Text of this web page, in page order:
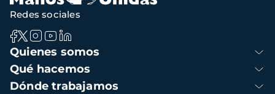
Navegación
principal
Quienes somos
Qué hacemos
Dónde trabajamos
Redes sociales